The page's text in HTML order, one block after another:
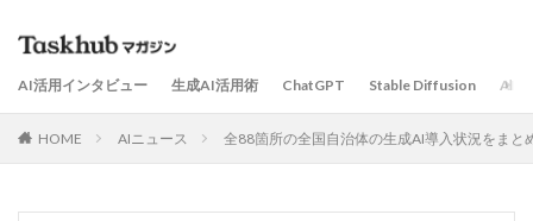
AI活用インタビュー 生成AI活用術 ChatGPT Stable Diffusion AIサ
HOME AIニュース 全88箇所の全国自治体の生成AI導入状況をま